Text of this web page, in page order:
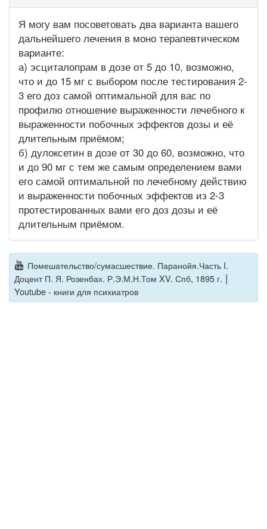
Я могу вам посоветовать два варианта вашего
дальнейшего лечения в моно терапевтическом
варианте:
а) эсциталопрам в дозе от 5 до 10, возможно,
что и до 15 мг с выбором после тестирования 2-
3 его доз самой оптимальной для вас по
профилю отношение выраженности лечебного к
выраженности побочных эффектов дозы и её
длительным приёмом;
б) дулоксетин в дозе от 30 до 60, возможно, что
и до 90 мг с тем же самым определением вами
его самой оптимальной по лечебному действию
и выраженности побочных эффектов из 2-3
протестированных вами его доз дозы и её
длительным приёмом.
Помешательство/сумасшествие. Паранойя.Часть I.
Доцент П. Я. Розенбах. Р.Э.М.Н.Том XV. Спб, 1895 г. |
Youtube - книги для психиатров